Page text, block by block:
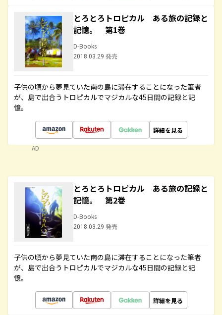
とろとろトロピカル ある旅の記録と
記憶。 第1巻
D-Books
2018.03.29 発売
子供の頃から夢見ていた南の島に滞在することになった筆者
が、島で出合うトロピカルでマジカルな45日間の記録と記
憶。
詳細を見る
AD
とろとろトロピカル ある旅の記録と
記憶。 第2巻
D-Books
2018.03.29 発売
子供の頃から夢見ていた南の島に滞在することになった筆者
が、島で出合うトロピカルでマジカルな45日間の記録と記
憶。
詳細を見る